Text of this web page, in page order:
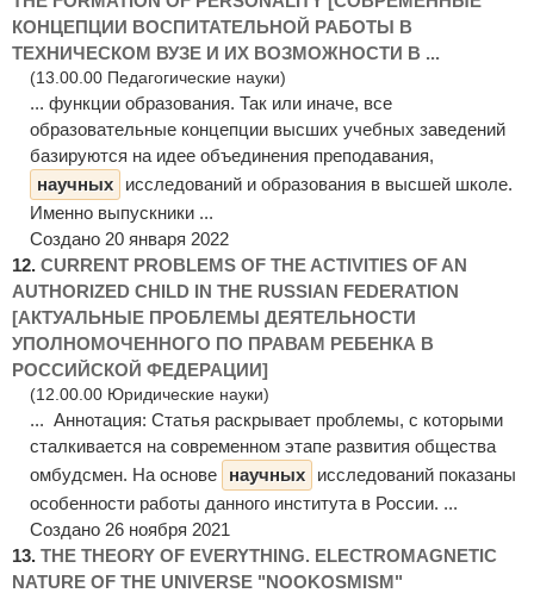
КОНЦЕПЦИИ ВОСПИТАТЕЛЬНОЙ РАБОТЫ В
ТЕХНИЧЕСКОМ ВУЗЕ И ИХ ВОЗМОЖНОСТИ В ...
(13.00.00 Педагогические науки)
... функции образования. Так или иначе, все
образовательные концепции высших учебных заведений
базируются на идее объединения преподавания,
научных
исследований и образования в высшей школе.
Именно выпускники ...
Создано 20 января 2022
12. CURRENT PROBLEMS OF THE ACTIVITIES OF AN
AUTHORIZED CHILD IN THE RUSSIAN FEDERATION
[АКТУАЛЬНЫЕ ПРОБЛЕМЫ ДЕЯТЕЛЬНОСТИ
УПОЛНОМОЧЕННОГО ПО ПРАВАМ РЕБЕНКА В
РОССИЙСКОЙ ФЕДЕРАЦИИ]
(12.00.00 Юридические науки)
... Аннотация: Статья раскрывает проблемы, с которыми
сталкивается на современном этапе развития общества
омбудсмен. На основе
научных
исследований показаны
особенности работы данного института в России. ...
Создано 26 ноября 2021
13. THE THEORY OF EVERYTHING. ELECTROMAGNETIC
NATURE OF THE UNIVERSE "NOOKOSMISM"